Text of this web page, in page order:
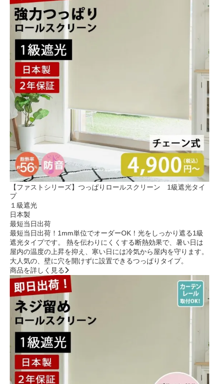
【ファストシリーズ】つっぱりロールスクリーン 1級遮光タイ
プ
１級遮光
日本製
最短当日出荷
最短当日出荷！1mm単位でオーダーOK！光をしっかり遮る1級
遮光タイプです。 熱を伝わりにくくする断熱効果で、暑い日は
屋内の温度の上昇を抑え、寒い日には冷気から屋内を守ります。
大人気の、壁に穴を開けずに設置できるつっぱりタイプ。
商品を詳しく見る